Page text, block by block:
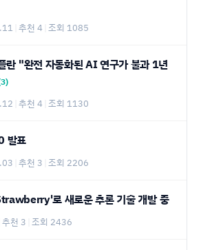
추천 4 조회 1085
란 "완전 자동화된 AI 연구가 불과 1년
추천 4 조회 1130
발표
추천 3 조회 2206
로 새로운 추론 기술 개발 중
추천 3 조회 2436